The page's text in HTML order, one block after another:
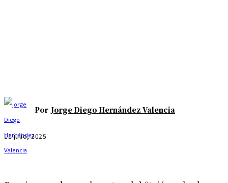
Por Jorge Diego Hernández Valencia
11 julio, 2025